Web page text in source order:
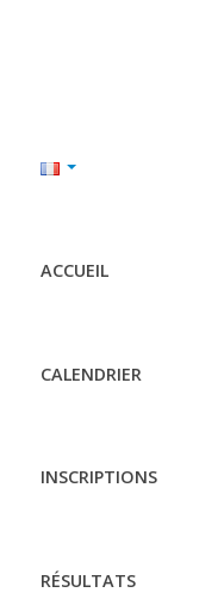
ACCUEIL
CALENDRIER
INSCRIPTIONS
RÉSULTATS